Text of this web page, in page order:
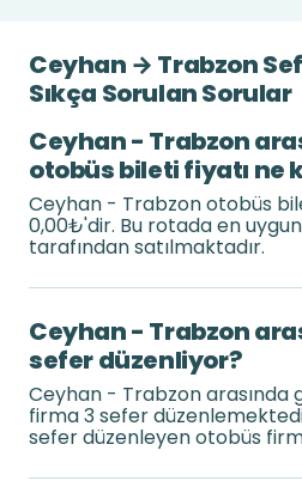
Ceyhan → Trabzon
Sıkça Sorulan Sorular
Ceyhan - Trabzon
otobüs bileti fiyatı ne
Ceyhan - Trabzon otobüs
0,00₺'dir. Bu rotada en
tarafından satılmaktadır.
Ceyhan - Trabzon
sefer düzenliyor?
Ceyhan - Trabzon arasında
firma 3 sefer
sefer düzenleyen otobüs